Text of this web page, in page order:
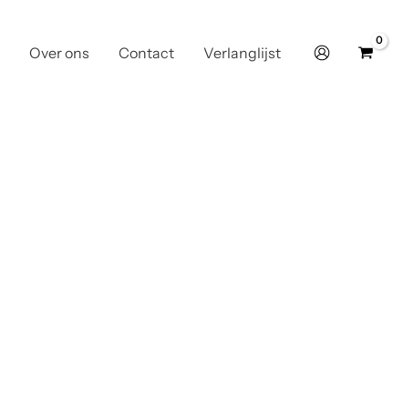
Over ons Contact Verlanglijst